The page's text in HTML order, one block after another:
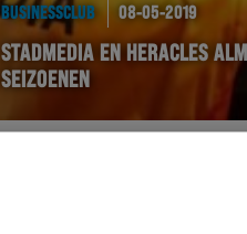
BUSINESSCLUB 08-05-2019
STADMEDIA EN HERACLES
SEIZOENEN